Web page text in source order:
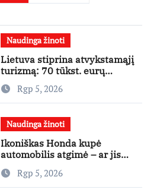
Naudinga žinoti
Lietuva stiprina atvykstamąjį
turizmą: 70 tūkst. eurų
investicijų užsienio turistams
pritraukti
Rgp 5, 2026
Naudinga žinoti
Ikoniškas Honda kupė
automobilis atgimė – ar jis
pateisins pirkėjų lūkesčius?
Rgp 5, 2026